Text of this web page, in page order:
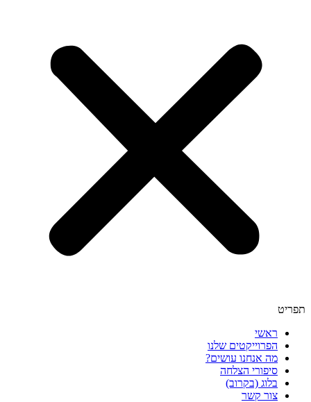
תפריט
ראשי
הפרוייקטים שלנו
מה אנחנו עושים?
סיפורי הצלחה
בלוג (בקרוב)
צור קשר